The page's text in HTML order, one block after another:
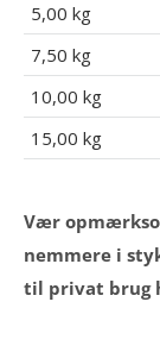
5,00 kg
7,50 kg
10,00 kg
15,00 kg
Vær
nemmere i
til privat brug